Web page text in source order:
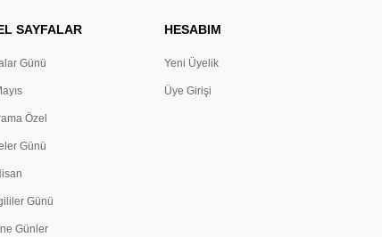
SAYFALAR
Günü
Özel
Günü
Günü
Günler
HESABIM
Yeni Üyelik
Üye Girişi